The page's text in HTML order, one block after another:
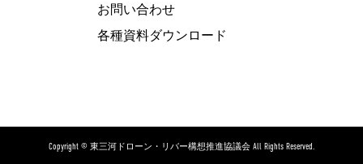
お問い合わせ
各種資料ダウンロード
Copyright © 東三河ドローン・リバー構想推進協議会 All Rights Reserved.